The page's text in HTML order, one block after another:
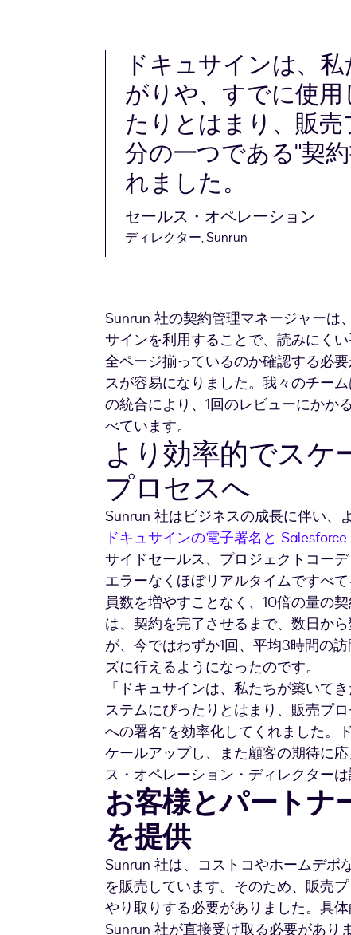
ドキュサインは、
がりや、すでに使
たりとはまり、販
分の一つである"契
れました。
セールス・オペレーション
ディレクター, Sunrun
Sunrun 社の契約管理マネージャーは
サインを利用することで、読みにく
全ページ揃っているのか確認する必
スが容易になりました。我々のチー
の統合により、1回のレビューにかか
べています。
より効率的でスケ
プロセスへ
Sunrun 社はビジネスの成長に伴い、
ドキュサインの電子署名と
サイドセールス、プロジェクトコー
エラーなくほぼリアルタイムですべ
員数を増やすことなく、10倍の量の
は、契約を完了させるまで、数日か
が、今ではわずか1回、平均3時間の
ズに行えるようになったのです。
「ドキュサインは、私たちが築いて
ステムにぴったりとはまり、販売プ
への署名”を効率化してくれました。
ケールアップし、また顧客の期待に
ス・オペレーション・ディレクターは
お客様とパートナ
を提供
Sunrun 社は、コストコやホームデポ
を販売しています。そのため、販売
やり取りする必要がありました。具
Sunrun 社が直接受け取る必要があり